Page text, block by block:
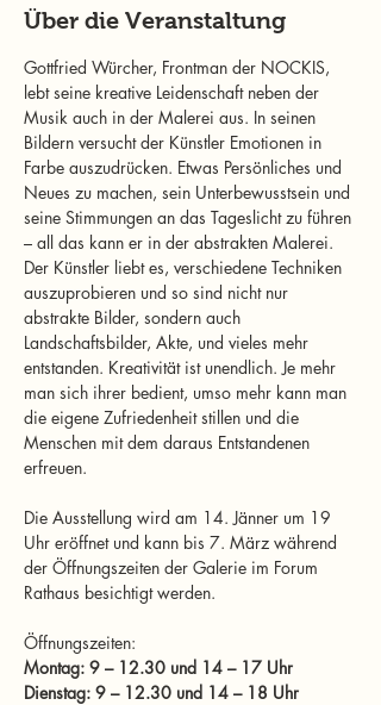
Über die Veranstaltung
Gottfried Würcher, Frontman der NOCKIS,
lebt seine kreative Leidenschaft neben der
Musik auch in der Malerei aus. In seinen
Bildern versucht der Künstler Emotionen in
Farbe auszudrücken. Etwas Persönliches und
Neues zu machen, sein Unterbewusstsein und
seine Stimmungen an das Tageslicht zu führen
– all das kann er in der abstrakten Malerei.
Der Künstler liebt es, verschiedene Techniken
auszuprobieren und so sind nicht nur
abstrakte Bilder, sondern auch
Landschaftsbilder, Akte, und vieles mehr
entstanden. Kreativität ist unendlich. Je mehr
man sich ihrer bedient, umso mehr kann man
die eigene Zufriedenheit stillen und die
Menschen mit dem daraus Entstandenen
erfreuen.
Die Ausstellung wird am 14. Jänner um 19
Uhr eröffnet und kann bis 7. März während
der Öffnungszeiten der Galerie im Forum
Rathaus besichtigt werden.
Öffnungszeiten:
Montag: 9 – 12.30 und 14 – 17 Uhr
Dienstag: 9 – 12.30 und 14 – 18 Uhr